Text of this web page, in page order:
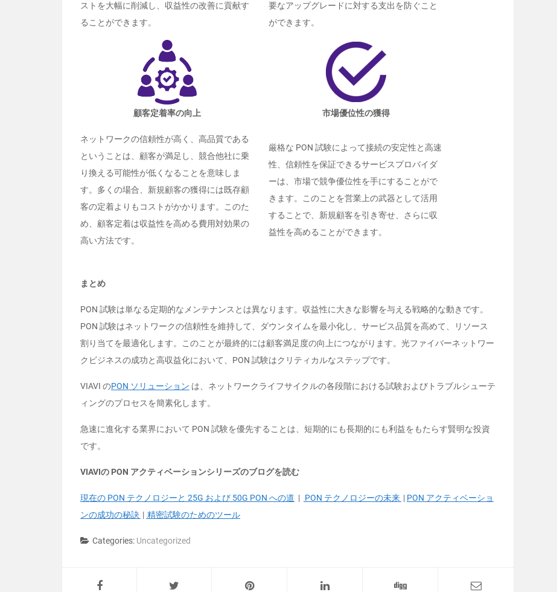
ストを大幅に削減し、収益性の改善に貢献す
ることができます。
要なアップグレードに対する支出を防ぐこと
ができます。
顧客定着率の向上 市場優位性の獲得
ネットワークの信頼性が高く、高品質である
ということは、顧客が満足し、競合他社に乗
り換える可能性が低くなることを意味しま
す。多くの場合、新規顧客の獲得には既存顧
客の定着よりもコストがかかります。このた
め、顧客定着は収益性を高める費用対効果の
高い方法です。
厳格な PON 試験によって接続の安定性と高速
性、信頼性を保証できるサービスプロバイダ
ーは、市場で競争優位性を手にすることがで
きます。このことを営業上の武器として活用
することで、新規顧客を引き寄せ、さらに収
益性を高めることができます。
まとめ
PON 試験は単なる定期的なメンテナンスとは異なります。収益性に大きな影響を与える戦略的な動きです。
PON 試験はネットワークの信頼性を維持して、ダウンタイムを最小化し、サービス品質を高めて、リソース
割り当てを最適化します。このことが最終的には顧客満足度の向上につながります。光ファイバーネットワー
クビジネスの成功と高収益化において、PON 試験はクリティカルなステップです。
VIAVI のPON ソリューション は、ネットワークライフサイクルの各段階における試験およびトラブルシューテ
ィングのプロセスを簡素化します。
急速に進化する業界において PON 試験を優先することは、短期的にも長期的にも利益をもたらす賢明な投資
です。
VIAVIの PON アクティベーションシリーズのブログを読む
現在の PON テクノロジーと 25G および 50G PON への道 | PON テクノロジーの未来 | PON アクティベーショ
ンの成功の秘訣 | 精密試験のためのツール
Categories: Uncategorized